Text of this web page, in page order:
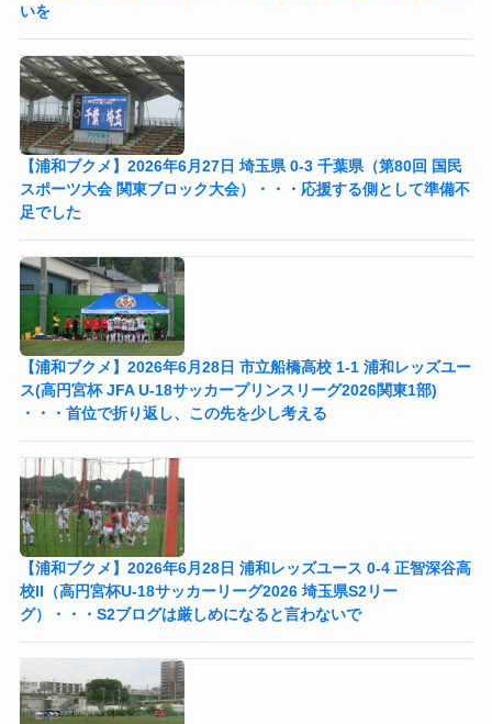
いを
【浦和ブクメ】2026年6月27日 埼玉県 0-3 千葉県（第80回 国民
スポーツ大会 関東ブロック大会）・・・応援する側として準備不
足でした
【浦和ブクメ】2026年6月28日 市立船橋高校 1-1 浦和レッズユー
ス(高円宮杯 JFA U-18サッカープリンスリーグ2026関東1部)
・・・首位で折り返し、この先を少し考える
【浦和ブクメ】2026年6月28日 浦和レッズユース 0-4 正智深谷高
校II（高円宮杯U-18サッカーリーグ2026 埼玉県S2リー
グ）・・・S2ブログは厳しめになると言わないで